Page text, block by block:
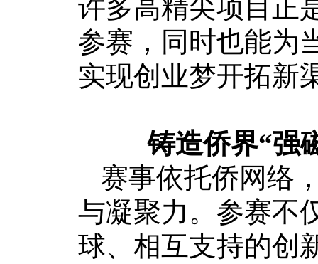
许多高精尖项目正
参赛，同时也能为
实现创业梦开拓新
铸造侨界“强
赛事依托侨网络
与凝聚力。参赛不
球、相互支持的创